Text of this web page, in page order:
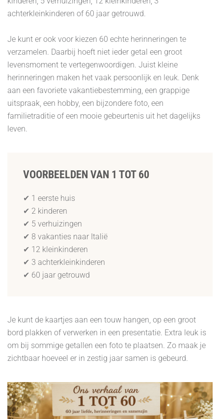
achterkleinkinderen of 60 jaar getrouwd.
Je kunt er ook voor kiezen 60 echte herinneringen te
verzamelen. Daarbij hoeft niet ieder getal een groot
levensmoment te vertegenwoordigen. Juist kleine
herinneringen maken het vaak persoonlijk en leuk. Denk
aan een favoriete vakantiebestemming, een grappige
uitspraak, een hobby, een bijzondere foto, een
familietraditie of een mooie gebeurtenis uit het dagelijks
leven.
VOORBEELDEN VAN 1 TOT 60
✔ 1 eerste huis
✔ 2 kinderen
✔ 5 verhuizingen
✔ 8 vakanties naar Italië
✔ 12 kleinkinderen
✔ 3 achterkleinkinderen
✔ 60 jaar getrouwd
Je kunt de kaartjes aan een touw hangen, op een groot
bord plakken of verwerken in een presentatie. Extra leuk is
om bij sommige getallen een foto te plaatsen. Zo maak je
zichtbaar hoeveel er in zestig jaar samen is gebeurd.